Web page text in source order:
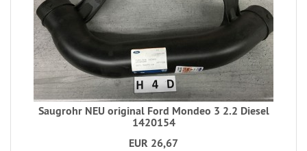
Saugrohr NEU original Ford Mondeo 3 2.2 Diesel
1420154
EUR 26,67